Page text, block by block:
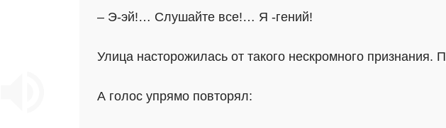
– Э‑эй!… Слушайте все!… Я ‑гений!
Улица насторожилась от такого нескромного признания.
А голос упрямо повторял: